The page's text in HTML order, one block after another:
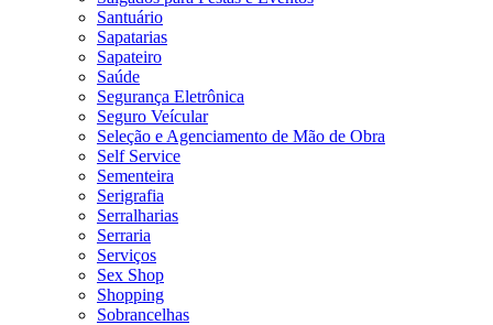
Santuário
Sapatarias
Sapateiro
Saúde
Segurança Eletrônica
Seguro Veícular
Seleção e Agenciamento de Mão de Obra
Self Service
Sementeira
Serigrafia
Serralharias
Serraria
Serviços
Sex Shop
Shopping
Sobrancelhas